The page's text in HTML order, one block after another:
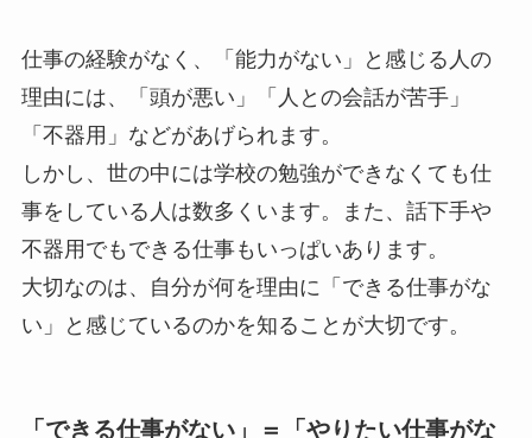
仕事の経験がなく、「能力がない」と感じる人の
理由には、「頭が悪い」「人との会話が苦手」
「不器用」などがあげられます。
しかし、世の中には学校の勉強ができなくても仕
事をしている人は数多くいます。また、話下手や
不器用でもできる仕事もいっぱいあります。
大切なのは、自分が何を理由に「できる仕事がな
い」と感じているのかを知ることが大切です。
「できる仕事がない」＝「やりたい仕事がな